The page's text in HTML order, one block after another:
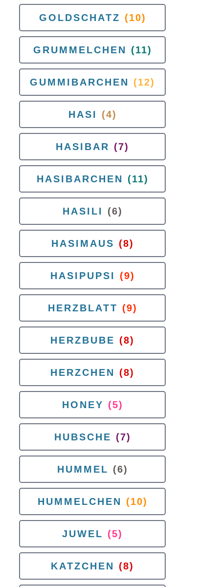
GOLDSCHATZ (10)
GRUMMELCHEN (11)
GUMMIBARCHEN (12)
HASI (4)
HASIBAR (7)
HASIBARCHEN (11)
HASILI (6)
HASIMAUS (8)
HASIPUPSI (9)
HERZBLATT (9)
HERZBUBE (8)
HERZCHEN (8)
HONEY (5)
HUBSCHE (7)
HUMMEL (6)
HUMMELCHEN (10)
JUWEL (5)
KATZCHEN (8)